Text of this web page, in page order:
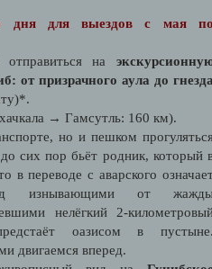
дня для выездов с мая
на
от призрачного аула до
→ Гамсутль: 160 км).
но и пешком
сих пор бьёт родник, который
в переводе с аварского
изнывающими от
нелёгкий 2-
оазисом в
двигаемся вперед.